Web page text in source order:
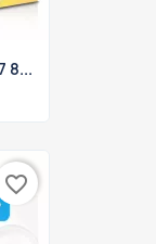
8...
favorite_border